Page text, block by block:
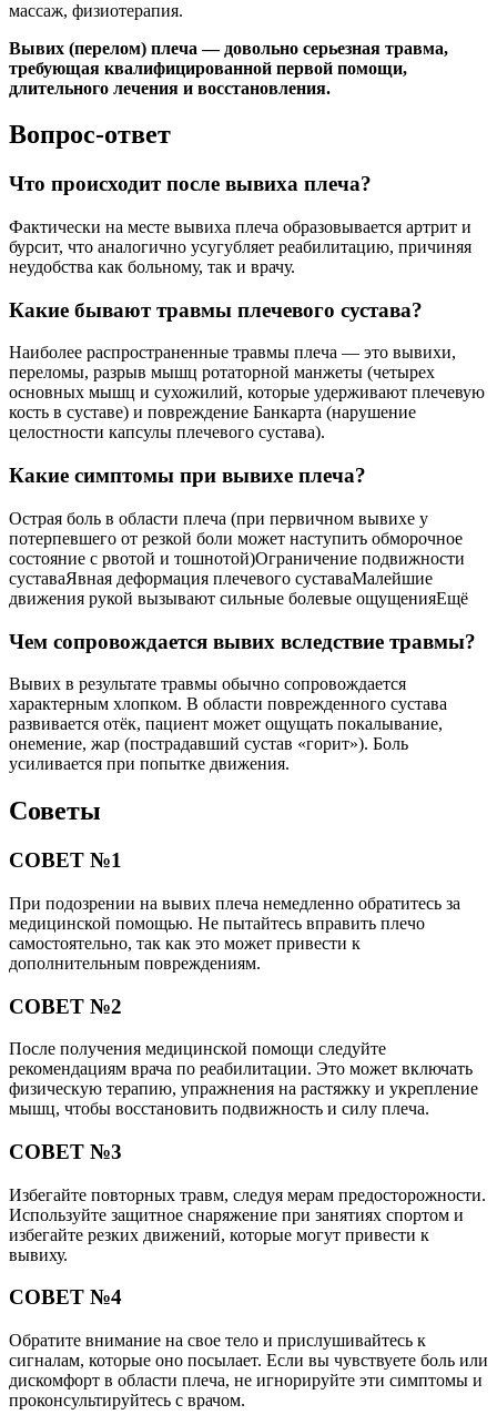
массаж, физиотерапия.
Вывих (перелом) плеча — довольно серьезная травма,
требующая квалифицированной первой помощи,
длительного лечения и восстановления.
Вопрос-ответ
Что происходит после вывиха плеча?
Фактически на месте вывиха плеча образовывается артрит и
бурсит, что аналогично усугубляет реабилитацию, причиняя
неудобства как больному, так и врачу.
Какие бывают травмы плечевого сустава?
Наиболее распространенные травмы плеча — это вывихи,
переломы, разрыв мышц ротаторной манжеты (четырех
основных мышц и сухожилий, которые удерживают плечевую
кость в суставе) и повреждение Банкарта (нарушение
целостности капсулы плечевого сустава).
Какие симптомы при вывихе плеча?
Острая боль в области плеча (при первичном вывихе у
потерпевшего от резкой боли может наступить обморочное
состояние с рвотой и тошнотой)Ограничение подвижности
суставаЯвная деформация плечевого суставаМалейшие
движения рукой вызывают сильные болевые ощущенияЕщё
Чем сопровождается вывих вследствие травмы?
Вывих в результате травмы обычно сопровождается
характерным хлопком. В области поврежденного сустава
развивается отёк, пациент может ощущать покалывание,
онемение, жар (пострадавший сустав «горит»). Боль
усиливается при попытке движения.
Советы
СОВЕТ №1
При подозрении на вывих плеча немедленно обратитесь за
медицинской помощью. Не пытайтесь вправить плечо
самостоятельно, так как это может привести к
дополнительным повреждениям.
СОВЕТ №2
После получения медицинской помощи следуйте
рекомендациям врача по реабилитации. Это может включать
физическую терапию, упражнения на растяжку и укрепление
мышц, чтобы восстановить подвижность и силу плеча.
СОВЕТ №3
Избегайте повторных травм, следуя мерам предосторожности.
Используйте защитное снаряжение при занятиях спортом и
избегайте резких движений, которые могут привести к
вывиху.
СОВЕТ №4
Обратите внимание на свое тело и прислушивайтесь к
сигналам, которые оно посылает. Если вы чувствуете боль или
дискомфорт в области плеча, не игнорируйте эти симптомы и
проконсультируйтесь с врачом.